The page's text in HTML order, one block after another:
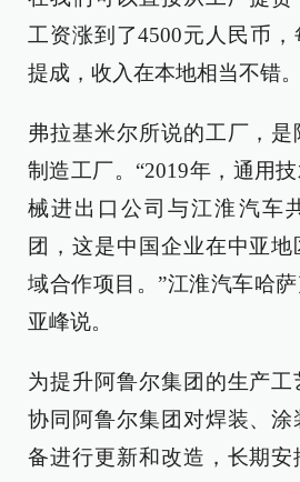
工资涨到了4500元人民币
提成，收入在本地相当不错
弗拉基米尔所说的工厂，
制造工厂。“2019年，通用
械进出口公司与江淮汽车
团，这是中国企业在中亚
域合作项目。”江淮汽车哈
亚峰说。
为提升阿鲁尔集团的生产
协同阿鲁尔集团对焊装、
备进行更新和改造，长期